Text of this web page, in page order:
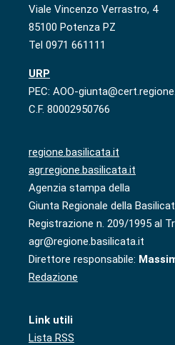
Viale Vincenzo Verrastro, 4
85100 Potenza PZ
Tel 0971 661111
URP
PEC: AOO-
C.F. 80002950766
regione.basilicata.it
agr.regione.basilicata.it
Agenzia stampa della
Giunta Regionale della
Registrazione n. 209/1995 al
agr@regione.basilicata.it
Direttore responsabile:
Redazione
Link utili
Lista RSS